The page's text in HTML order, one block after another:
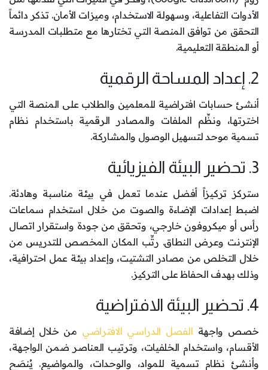
الأدوات التفاعلية، وسهولة الاستخدام، وميزات الأمان. تذكر دائماً
التحقق من توافق المنصة التي تختارها مع متطلبات المدرسة
أو المنطقة التعليمية.
2. إعداد المساحة الرقمية
أنشئ حسابات افتراضية للمعلمين والطلاب على المنصة التي
اخترتها، ونظِّم الملفات والمصادر الرقمية باستخدام نظام
تسمية موحد لتسهيل الوصول والمشاركة.
3. تحضير البيئة الفيزيائية
ستركز تركيزاً أفضل عندما تعمل في بيئة مناسبة وهادئة.
اضبط إعدادات الإضاءة والصوت من خلال استخدام سماعات
رأس أو ميكروفون خارجي، وتحقق من جودة واستقرار اتصال
الإنترنت وعرض النطاق. رتِّب المكان المخصص للتدريس من
خلال التخلص من مصادر التشتيت، وإعداد بيئة عمل احترافية،
وذلك بهدف الحفاظ على التركيز.
4. تحضير البيئة الافتراضية
خصص واجهة الفصل الدراسي الافتراضي من خلال إضافة
الأقسام، واستخدام الخلفيات، وترتيب العناصر ضمن الواجهة،
وأنشئ نظام تسمية للمواد، والوحدات، والمواضيع. يُنصَح